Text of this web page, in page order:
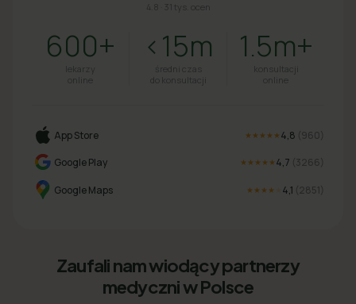
4.8 31 tys. ocen
600+
lekarzy
online
<15m
średni czas
do konsultacji
1.5m+
konsultacji
online
App Store ★★★★★ 4,8 (960
Google Play
★★★★★ 4,7 (3266
Google Maps ★★★★ 4,1 (2851
Zaufali nam wiodący partnerzy
medyczni w Polsce